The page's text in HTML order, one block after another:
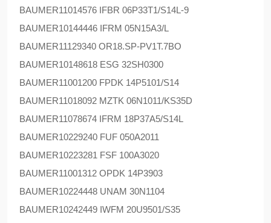
BAUMER11014576 IFBR 06P33T1/S14L-9
BAUMER10144446 IFRM 05N15A3/L
BAUMER11129340 OR18.SP-PV1T.7BO
BAUMER10148618 ESG 32SH0300
BAUMER11001200 FPDK 14P5101/S14
BAUMER11018092 MZTK 06N1011/KS35D
BAUMER11078674 IFRM 18P37A5/S14L
BAUMER10229240 FUF 050A2011
BAUMER10223281 FSF 100A3020
BAUMER11001312 OPDK 14P3903
BAUMER10224448 UNAM 30N1104
BAUMER10242449 IWFM 20U9501/S35